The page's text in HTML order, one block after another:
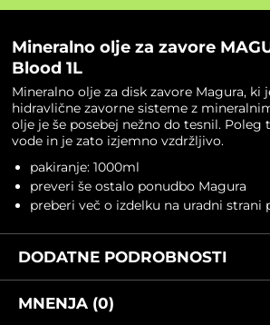
Mineralno olje za zavore
Blood 1L
Mineralno olje za disk zavore Magura, ki
hidravlične zavorne sisteme z
olje je še posebej nežno do tesnil. Poleg
vode in je zato izjemno vzdržljivo.
pakiranje: 1000ml
preveri še ostalo ponudbo Magura
preberi več o izdelku na uradni strani
DODATNE PODROBNOSTI
MNENJA (0)